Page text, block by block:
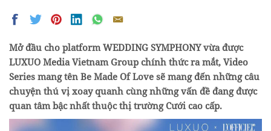
Mở đầu cho platform WEDDING SYMPHONY vừa được
LUXUO Media Vietnam Group chính thức ra mắt, Video
Series mang tên Be Made Of Love sẽ mang đến những câu
chuyện thú vị xoay quanh cùng những vấn đề đang được
quan tâm bậc nhất thuộc thị trường Cưới cao cấp.